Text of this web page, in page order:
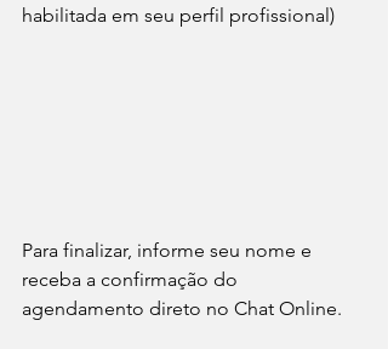
habilitada em seu perfil profissional)
Para finalizar, informe seu nome e
receba a confirmação do
agendamento direto no Chat Online.